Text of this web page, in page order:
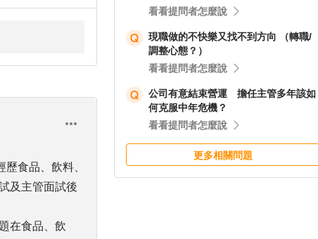
食品、飲料、
及主管面試後
在食品、飲
看看提問者怎麼說
現職做的不快樂又找不到方向 （轉職/
調整心態？）
看看提問者怎麼說
公司有意結束營運 擔任主管多年該如
何克服中年危機？
看看提問者怎麼說
更多相關問題